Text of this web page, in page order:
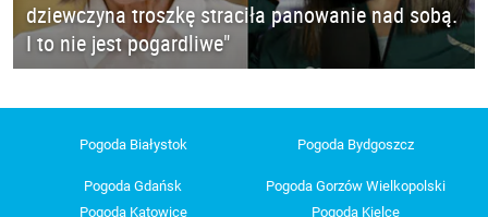
dziewczyna troszkę straciła panowanie nad sobą.
I to nie jest pogardliwe"
Pogoda Białystok Pogoda Bydgoszcz
Pogoda Gdańsk
Pogoda Gorzów Wielkopolski
Pogoda Katowice
Pogoda Kielce